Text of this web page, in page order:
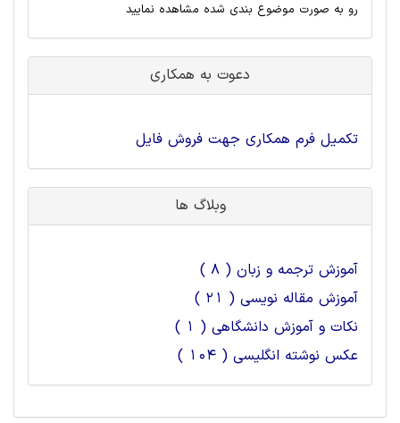
رو به صورت موضوع بندی شده مشاهده نمایید
دعوت به همکاری
تکمیل فرم همکاری جهت فروش فایل
وبلاگ ها
آموزش ترجمه و زبان ( 8 )
آموزش مقاله نویسی ( 21 )
نکات و آموزش دانشگاهی ( 1 )
عکس نوشته انگلیسی ( 104 )